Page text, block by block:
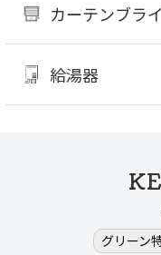
カーテンブラ
給湯器
グリーン